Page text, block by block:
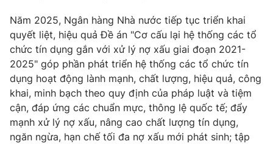
Năm 2025, Ngân hàng Nhà nước tiếp tục triển khai
quyết liệt, hiệu quả Đề án "Cơ cấu lại hệ thống các tổ
chức tín dụng gắn với xử lý nợ xấu giai đoạn 2021-
2025" góp phần phát triển hệ thống các tổ chức tín
dụng hoạt động lành mạnh, chất lượng, hiệu quả, công
khai, minh bạch theo quy định của pháp luật và tiệm
cận, đáp ứng các chuẩn mực, thông lệ quốc tế; đẩy
mạnh xử lý nợ xấu, nâng cao chất lượng tín dụng,
ngăn ngừa, hạn chế tối đa nợ xấu mới phát sinh; tập